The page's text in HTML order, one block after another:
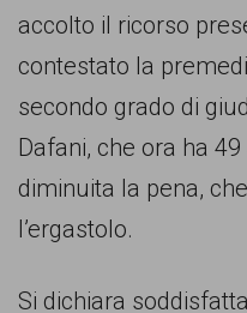
fenomeno
del
razzismo
curato
da
Lunaria
accolto il ricorso
contestato la
secondo grado di
Dafani, che ora ha
diminuita la pena,
l’ergastolo.
Si dichiara